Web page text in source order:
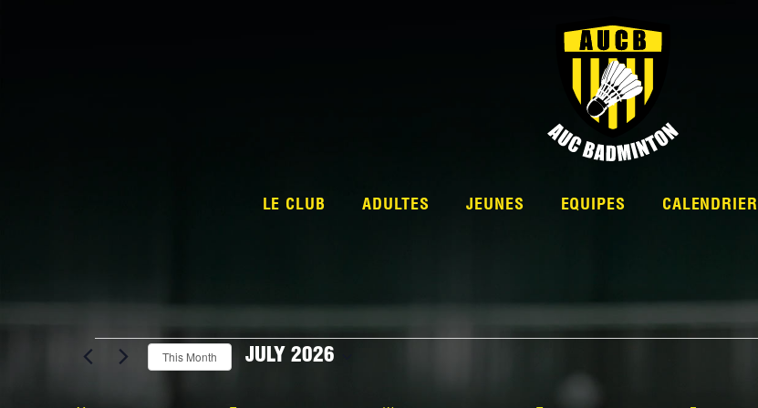
LE CLUB ADULTES JEUNES EQUIPES CALENDRIER
This Month JULY 2026